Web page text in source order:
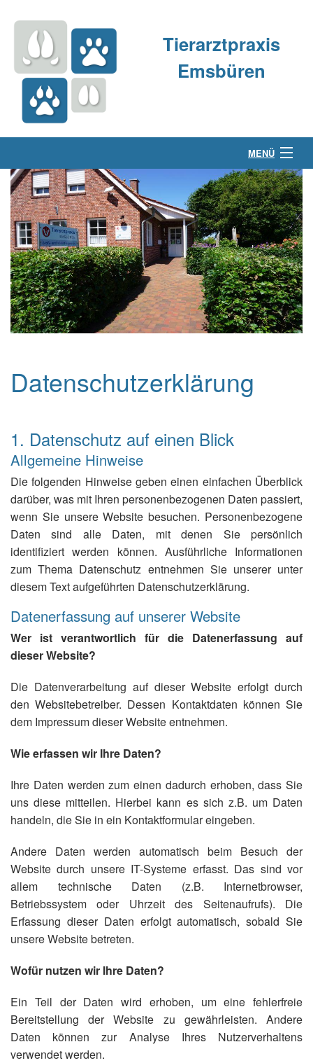
Tierarztpraxis
Emsbüren
MENÜ
Über uns
Kleintierpraxis
Großtierpraxis
Kontakt & Anfahrt
Datenschutzerklärung
1. Datenschutz auf einen Blick
Allgemeine Hinweise
Die folgenden Hinweise geben einen einfachen Überblick
darüber, was mit Ihren personenbezogenen Daten passiert,
wenn Sie unsere Website besuchen. Personenbezogene
Daten sind alle Daten, mit denen Sie persönlich
identifiziert werden können. Ausführliche Informationen
zum Thema Datenschutz entnehmen Sie unserer unter
diesem Text aufgeführten Datenschutzerklärung.
Datenerfassung auf unserer Website
Wer ist verantwortlich für die Datenerfassung auf
dieser Website?
Die Datenverarbeitung auf dieser Website erfolgt durch
den Websitebetreiber. Dessen Kontaktdaten können Sie
dem Impressum dieser Website entnehmen.
Wie erfassen wir Ihre Daten?
Ihre Daten werden zum einen dadurch erhoben, dass Sie
uns diese mitteilen. Hierbei kann es sich z.B. um Daten
handeln, die Sie in ein Kontaktformular eingeben.
Andere Daten werden automatisch beim Besuch der
Website durch unsere IT-Systeme erfasst. Das sind vor
allem technische Daten (z.B. Internetbrowser,
Betriebssystem oder Uhrzeit des Seitenaufrufs). Die
Erfassung dieser Daten erfolgt automatisch, sobald Sie
unsere Website betreten.
Wofür nutzen wir Ihre Daten?
Ein Teil der Daten wird erhoben, um eine fehlerfreie
Bereitstellung der Website zu gewährleisten. Andere
Daten können zur Analyse Ihres Nutzerverhaltens
verwendet werden.